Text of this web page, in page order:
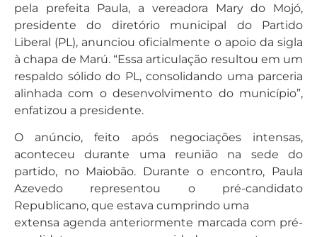
pela prefeita Paula, a vereadora Mary do Mojó,
presidente do diretório municipal do Partido
Liberal (PL), anunciou oficialmente o apoio da sigla
à chapa de Marú. “Essa articulação resultou em um
respaldo sólido do PL, consolidando uma parceria
alinhada com o desenvolvimento do município”,
enfatizou a presidente.
O anúncio, feito após negociações intensas,
aconteceu durante uma reunião na sede do
partido, no Maiobão. Durante o encontro, Paula
Azevedo representou o pré-candidato
Republicano, que estava cumprindo uma
extensa agenda anteriormente marcada com pré-